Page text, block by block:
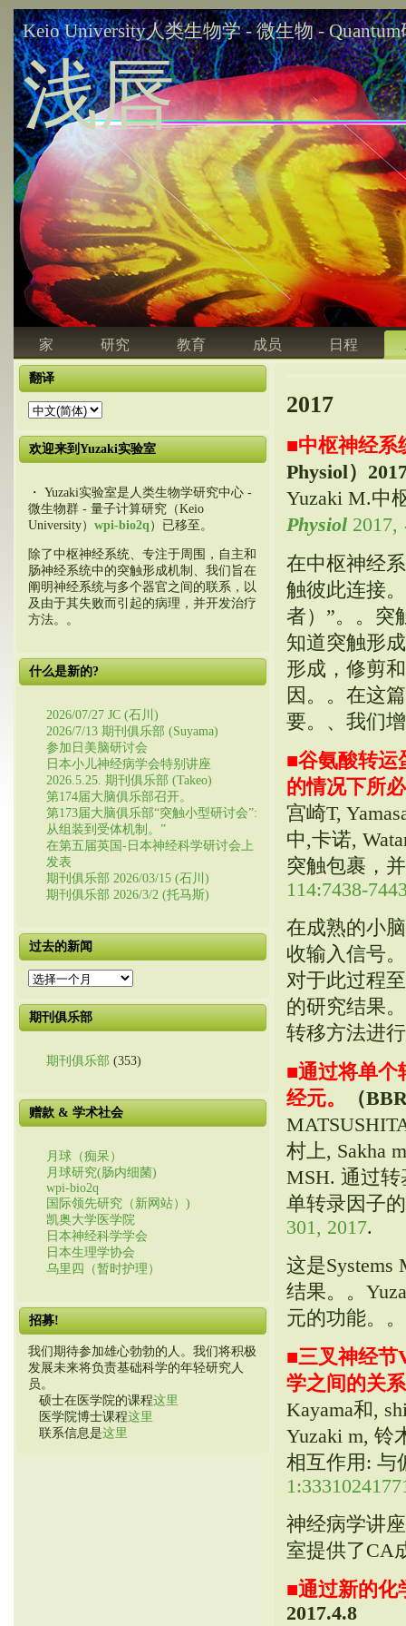
Keio University人类生物学 - 微生物 -
浅唇
家 研究 教育 成员 日程
翻译
欢迎来到Yuzaki实验室
・ Yuzaki实验室是人类生物学研究中心 -
微生物群 - 量子计算研究（Keio
University） wpi-bio2q ）已移至。
除了中枢神经系统、专注于周围，自主和
肠神经系统中的突触形成机制、我们旨在
阐明神经系统与多个器官之间的联系，以
及由于其失败而引起的病理，并开发治疗
方法。。
什么是新的?
2026/07/27 JC (石川)
2026/7/13 期刊俱乐部 (Suyama)
参加日美脑研讨会
日本小儿神经病学会特别讲座
2026.5.25. 期刊俱乐部 (Takeo)
第174届大脑俱乐部召开。
第173届大脑俱乐部“突触小型研讨会”:
从组装到受体机制。”
在第五届英国-日本神经科学研讨会上
发表
期刊俱乐部 2026/03/15 (石川)
期刊俱乐部 2026/3/2 (托马斯)
过去的新闻
过
的
新
期刊俱乐部
期刊俱乐部 (353)
赠款 & 学术社会
月球（痴呆）
月球研究(肠内细菌)
wpi-bio2q
国际领先研究（新网站）)
凯奥大学医学院
日本神经科学学会
日本生理学协会
乌里四（暂时护理）
招募!
我们期待参加雄心勃勃的人。我们将积极
发展未来将负责基础科学的年轻研究人
员。
硕士在医学院的课程这里
医学院博士课程这里
联系信息是这里
2017
■中枢神经系
Physiol）
Yuzaki M.中
Physiol 2017,
在中枢神经
触彼此连接
者）”。。突
知道突触形
形成，修剪
因。。在这
要。、我们
■谷氨酸转运
的情况下所
宫崎T,
中,卡诺,
突触包裹，
114:7438-
在成熟的小
收输入信号
对于此过程
的研究结果
转移方法进
■通过将单个
经元。
（
村上, Sakha
MSH. 通过
单转录因子
301, 2017.
这是Systems
结果。。
元的功能。。
■三叉神经节
学之间的关系
Kayama和,
Yuzaki m, 铃
相互作用: 与
神经病学讲
室提供了CA
■通过新的化
2017.4.8